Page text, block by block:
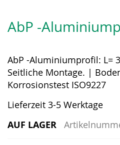
der
springen
AbP -
AbP -Aluminiumprofil: L=
Seitliche Montage. |
Korrosionstest ISO9227
Lieferzeit 3-5 Werktage
AUF LAGER